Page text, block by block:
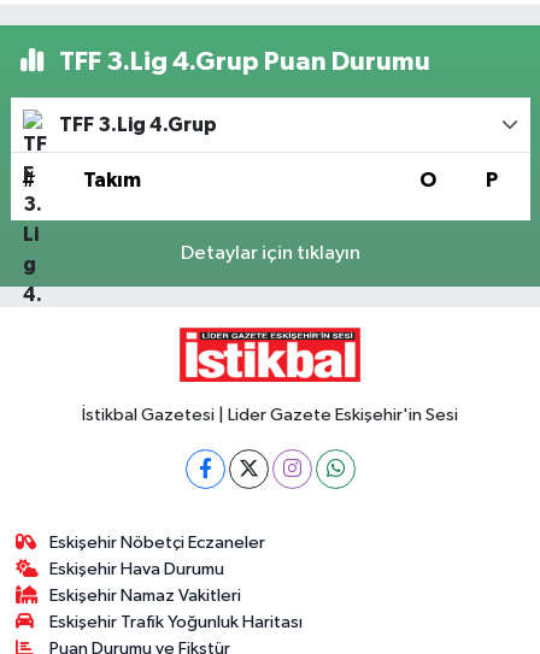
TFF 3.Lig 4.Grup Puan Durumu
TFF 3.Lig 4.Grup
# Takım O P
Detaylar için tıklayın
İstikbal Gazetesi | Lider Gazete Eskişehir'in Sesi
Eskişehir Nöbetçi Eczaneler
Eskişehir Hava Durumu
Eskişehir Namaz Vakitleri
Eskişehir Trafik Yoğunluk Haritası
Puan Durumu ve Fikstür